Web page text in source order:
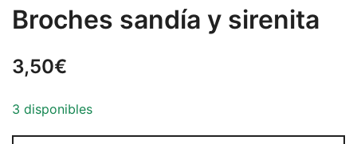
Broches sandía y sirenita
3,50€
3 disponibles